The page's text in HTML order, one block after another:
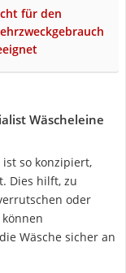
für den
Wäscheleine
ist so konzipiert,
Dies hilft, zu
oder
Wäsche sicher an